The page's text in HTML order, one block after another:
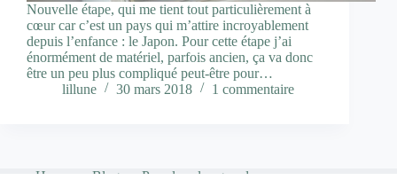
Nouvelle étape, qui me tient tout particulièrement à
cœur car c’est un pays qui m’attire incroyablement
depuis l’enfance : le Japon. Pour cette étape j’ai
énormément de matériel, parfois ancien, ça va donc
être un peu plus compliqué peut-être pour…
lillune
30 mars 2018 1 commentaire
Home Blog
Pour les plus grands…